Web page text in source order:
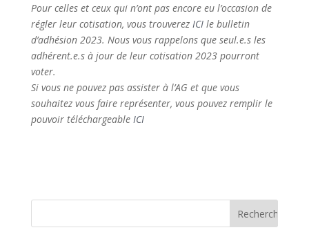
Pour celles et ceux qui n’ont pas encore eu l’occasion de
régler leur cotisation, vous trouverez ICIle bulletin
d’adhésion 2023. Nous vous rappelons que seul.e.s les
adhérent.e.s à jour de leur cotisation 2023 pourront
voter.
Si vous ne pouvez pas assister à l’AG et que vous
souhaitez vous faire représenter, vous pouvez remplir le
pouvoir téléchargeable ICI